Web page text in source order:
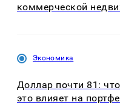
коммерческой
Экономика
Доллар почти 81:
это влияет на